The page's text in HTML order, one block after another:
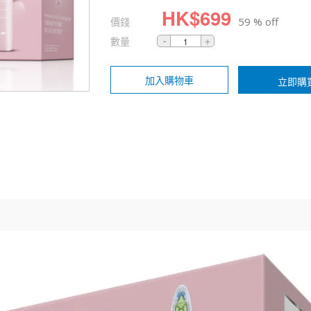
價錢 HK$699 59 % off
數量
加入購物車 立即購